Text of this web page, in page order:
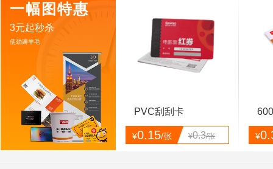
一幅图特惠
3元起秒杀
使劲薅羊毛
PVC刮刮卡
¥0.15/张 ¥0.3/张 ¥